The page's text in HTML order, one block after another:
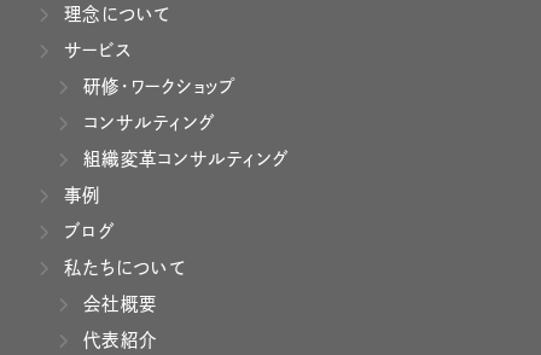
理念について
サービス
研修・ワークショップ
コンサルティング
組織変革コンサルティング
事例
ブログ
私たちについて
会社概要
代表紹介